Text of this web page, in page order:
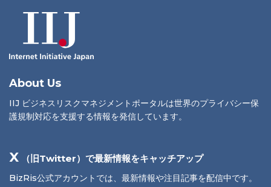
About Us
IIJ ビジネスリスクマネジメントポータルは世界のプライバシー保
護規制対応を支援する情報を発信しています。
X （旧Twitter）で最新情報をキャッチアップ
BizRis公式アカウントでは、最新情報や注目記事を配信中です。